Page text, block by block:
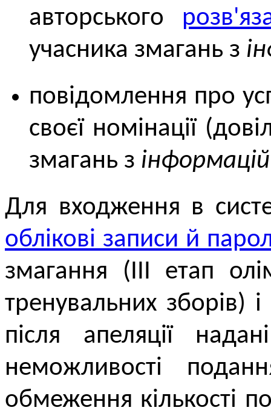
авторського
учасника змагань з
повідомлення про
своєї номінації
змагань з
Для входження в
облікові записи й
змагання (ІІІ етап
тренувальних зборів)
після апеляції
неможливості
обмеження кількості